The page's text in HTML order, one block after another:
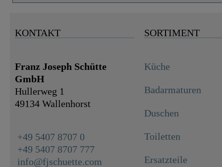
KONTAKT
Franz Joseph Schütte
GmbH
Hullerweg 1
49134 Wallenhorst
+49 5407 8707 0
+49 5407 8707 777
info@fjschuette.com
SORTIMENT
Küche
Badarmaturen
Duschen
Toiletten
Ersatzteile